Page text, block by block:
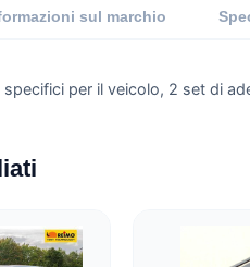
sul marchio
per il veicolo, 2 set di